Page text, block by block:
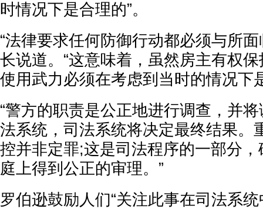
时情况下是合理的”。
“法律要求任何防御行动都必须与所
长说道。“这意味着，虽然房主有权
使用武力必须在考虑到当时的情况下
“警方的职责是公正地进行调查，并
法系统，司法系统将决定最终结果。
控并非定罪;这是司法程序的一部分
庭上得到公正的审理。”
罗伯逊鼓励人们“关注此事在司法系